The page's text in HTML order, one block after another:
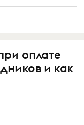
оплате
и как